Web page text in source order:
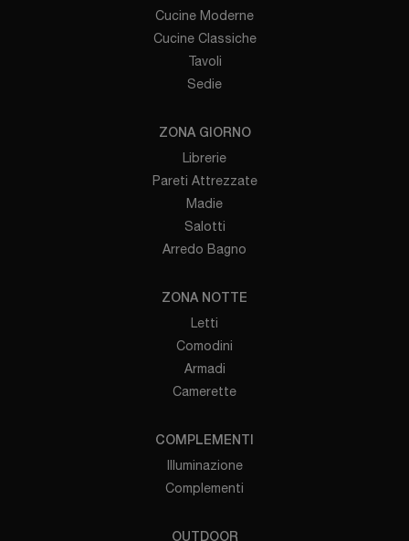
Cucine Moderne
Cucine Classiche
Tavoli
Sedie
ZONA GIORNO
Librerie
Pareti Attrezzate
Madie
Salotti
Arredo Bagno
ZONA NOTTE
Letti
Comodini
Armadi
Camerette
COMPLEMENTI
Illuminazione
Complementi
OUTDOOR